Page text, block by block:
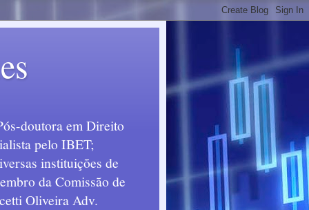
doutora em Direito
pelo IBET;
instituições de
da Comissão de
Oliveira Adv.